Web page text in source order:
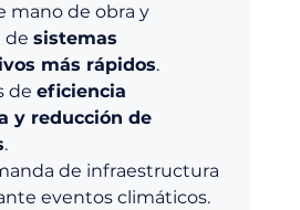
mano de obra y
de sistemas
más rápidos.
de eficiencia
y reducción de
.
de infraestructura
eventos climáticos.